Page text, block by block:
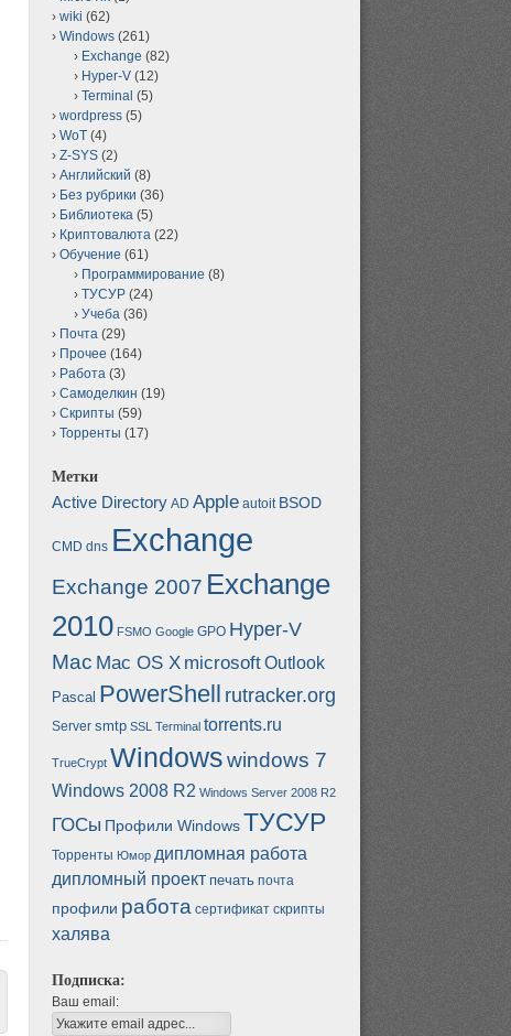
wiki (62)
Windows (261)
Exchange (82)
Hyper-V (12)
Terminal (5)
wordpress (5)
WoT (4)
Z-SYS (2)
Английский (8)
Без рубрики (36)
Библиотека (5)
Криптовалюта (22)
Обучение (61)
Программирование (8)
ТУСУР (24)
Учеба (36)
Почта (29)
Прочее (164)
Работа (3)
Самоделкин (19)
Скрипты (59)
Торренты (17)
Метки
Active Directory AD Apple autoit BSOD
CMD dns Exchange
Exchange 2007 Exchange
2010 FSMO Google GPO Hyper-V
Mac Mac OS X microsoftOutlook
Pascal PowerShell rutracker.org
Server smtp SSL Terminal torrents.ru
TrueCrypt Windowswindows 7
Windows 2008 R2 Windows Server 2008 R2
ГОСы Профили WindowsТУСУР
Торренты Юмор дипломная работа
дипломный проект печать почта
профили работа сертификат скрипты
халява
Подписка:
Ваш email: